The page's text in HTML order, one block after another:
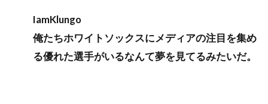
IamKlungo
俺たちホワイトソックスにメディアの注目を集め
る優れた選手がいるなんて夢を見てるみたいだ。